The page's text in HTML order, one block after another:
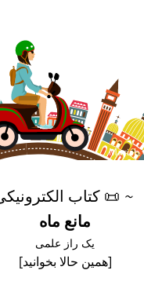
♥
~
📜 کتاب
مانع ماه
یک راز علمی
[همین حالا بخوانید]